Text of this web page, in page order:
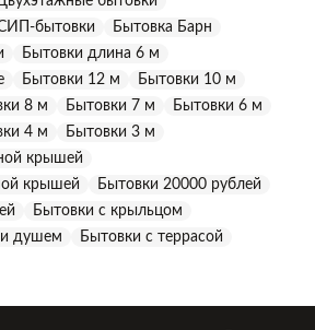
бытовки
Бытовка Барн
Бытовки длина 6 м
Бытовки 12 м
Бытовки 10 м
8 м Бытовки 7 м
Бытовки 6 м
4 м
Бытовки 3 м
крышей
крышей
Бытовки 20000 рублей
Бытовки с крыльцом
и душем
Бытовки с террасой